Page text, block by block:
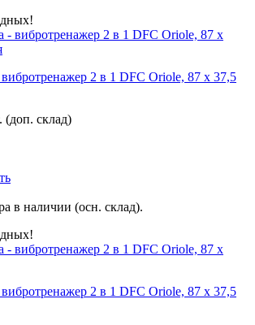
2 в 1 DFC Oriole, 87 х 37,5
склад)
в наличии (осн. склад).
2 в 1 DFC Oriole, 87 х 37,5